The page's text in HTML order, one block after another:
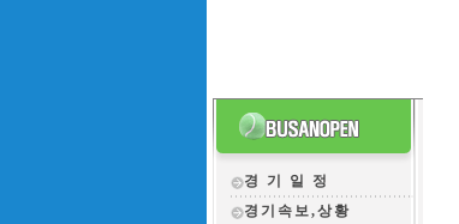
경 기 일 정
경기속보,상황